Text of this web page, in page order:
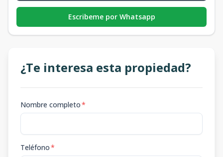
Escribeme por Whatsapp
¿Te interesa esta propiedad?
Nombre completo*
Teléfono*